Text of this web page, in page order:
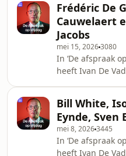
politiek journalist
(Nieuwsblad) en
wetenschappen
(UGent). Ze
centenindex en
onderzoek de
Frédéric De
Cauwelaert
Jacobs
mei 15, 20263080
In ‘De afspraak
heeft Ivan De
Cauwelaert (De
hebben het over
ziekenfondsen, de
Bill White,
Eynde, Sven
mei 8, 20263445
In ‘De afspraak
heeft Ivan De